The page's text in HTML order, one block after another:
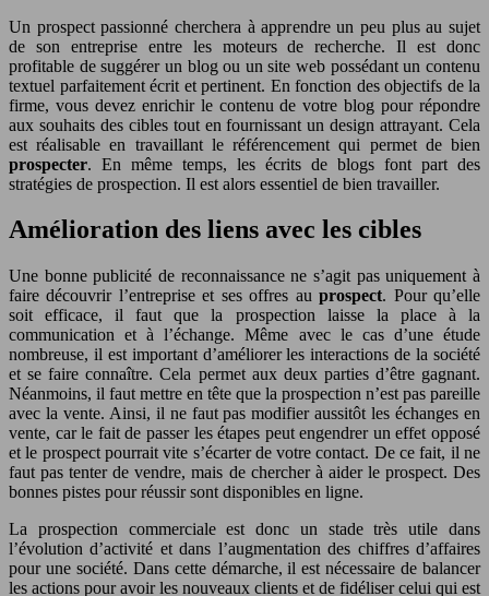
Un prospect passionné cherchera à apprendre un peu plus au sujet
de son entreprise entre les moteurs de recherche. Il est donc
profitable de suggérer un blog ou un site web possédant un contenu
textuel parfaitement écrit et pertinent. En fonction des objectifs de la
firme, vous devez enrichir le contenu de votre blog pour répondre
aux souhaits des cibles tout en fournissant un design attrayant. Cela
est réalisable en travaillant le référencement qui permet de bien
prospecter. En même temps, les écrits de blogs font part des
stratégies de prospection. Il est alors essentiel de bien travailler.
Amélioration des liens avec les cibles
Une bonne publicité de reconnaissance ne s’agit pas uniquement à
faire découvrir l’entreprise et ses offres auprospect. Pour qu’elle
soit efficace, il faut que la prospection laisse la place à la
communication et à l’échange. Même avec le cas d’une étude
nombreuse, il est important d’améliorer les interactions de la société
et se faire connaître. Cela permet aux deux parties d’être gagnant.
Néanmoins, il faut mettre en tête que la prospection n’est pas pareille
avec la vente. Ainsi, il ne faut pas modifier aussitôt les échanges en
vente, car le fait de passer les étapes peut engendrer un effet opposé
et le prospect pourrait vite s’écarter de votre contact. De ce fait, il ne
faut pas tenter de vendre, mais de chercher à aider le prospect. Des
bonnes pistes pour réussir sont disponibles en ligne.
La prospection commerciale est donc un stade très utile dans
l’évolution d’activité et dans l’augmentation des chiffres d’affaires
pour une société. Dans cette démarche, il est nécessaire de balancer
les actions pour avoir les nouveaux clients et de fidéliser celui qui est